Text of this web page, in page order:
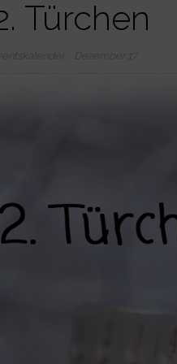
Türchen
Dezember 17